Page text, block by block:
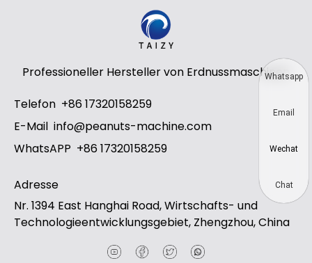
Professioneller Hersteller von Erdnussmaschinen
Telefon +86 17320158259
E-Mail info@peanuts-machine.com
WhatsAPP +86 17320158259
Adresse
Nr. 1394 East Hanghai Road, Wirtschafts- und
Technologieentwicklungsgebiet, Zhengzhou, China
Whatsapp
Email
Wechat
Chat